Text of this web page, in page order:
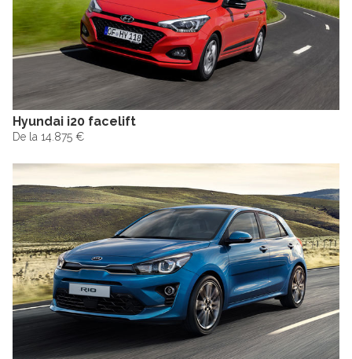
Hyundai i20 facelift
De la 14.875 €